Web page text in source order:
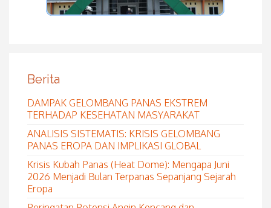
Berita
DAMPAK GELOMBANG PANAS EKSTREM
TERHADAP KESEHATAN MASYARAKAT
ANALISIS SISTEMATIS: KRISIS GELOMBANG
PANAS EROPA DAN IMPLIKASI GLOBAL
Krisis Kubah Panas (Heat Dome): Mengapa Juni
2026 Menjadi Bulan Terpanas Sepanjang Sejarah
Eropa